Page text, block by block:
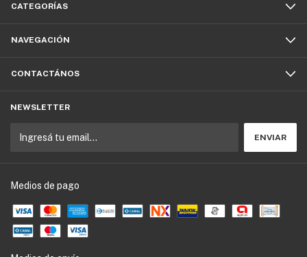
CATEGORÍAS
NAVEGACIÓN
CONTACTÁNOS
NEWSLETTER
Medios de pago